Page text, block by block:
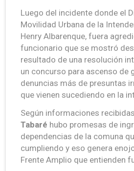
Luego del incidente donde el
Movilidad Urbana de la
Henry Albarenque, fuera
funcionario que se mostró
resultado de una resolución
un concurso para ascenso de
denuncias más de presuntas
que vienen sucediendo en la
Según informaciones
Tabaré hubo promesas de
dependencias de la comuna
cumpliendo y eso genera
Frente Amplio que entienden